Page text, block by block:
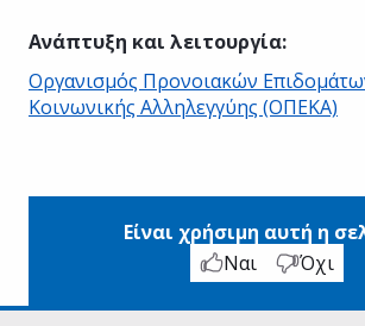
Ανάπτυξη και λειτουργία:
Οργανισμός Προνοιακών
Κοινωνικής Αλληλεγγύης (ΟΠΕΚΑ)
Είναι χρήσιμη αυτή η
Ναι
Όχι